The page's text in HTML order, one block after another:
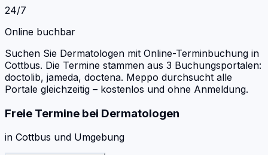
24/7
Online buchbar
Suchen Sie Dermatologen mit Online-Terminbuchung in
Cottbus. Die Termine stammen aus 3 Buchungsportalen:
doctolib, jameda, doctena. Meppo durchsucht alle
Portale gleichzeitig – kostenlos und ohne Anmeldung.
Freie Termine bei Dermatologen
in Cottbus und Umgebung